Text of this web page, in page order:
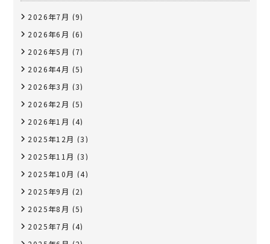
2026年7月 (9)
2026年6月 (6)
2026年5月 (7)
2026年4月 (5)
2026年3月 (3)
2026年2月 (5)
2026年1月 (4)
2025年12月 (3)
2025年11月 (3)
2025年10月 (4)
2025年9月 (2)
2025年8月 (5)
2025年7月 (4)